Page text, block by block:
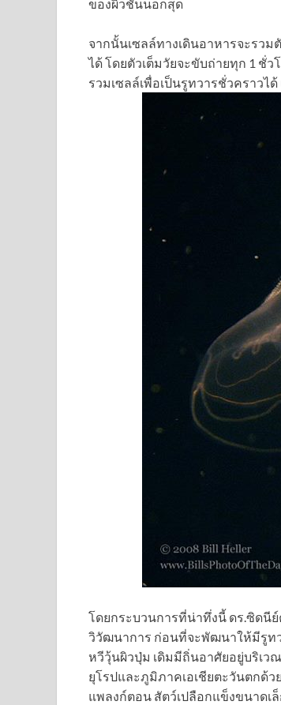
ของผิวชั้นนอกสุด
จากนั้นเซลล์ทางเดินอาหารจะรวม
ได้ โดยตัวเต็มวัยจะขับถ่ายทุก 1 ชั่
รวมเซลล์เพื่อเป็นรูทวารชั่วคราวไ
โดยกระบวนการที่น่าทึ่งนี้ ดร.ซิดนี
วิวัฒนาการ ก่อนที่จะพัฒนาให้มีรูท
หวีวุ้นผิวปุ่ม เดิมมีถิ่นอาศัยอยู่บริเ
ยุโรปและภูมิภาคเอเชียตะวันตกด้
แพลงก์ตอน สัตว์เปลือกแข็งขนาดเ